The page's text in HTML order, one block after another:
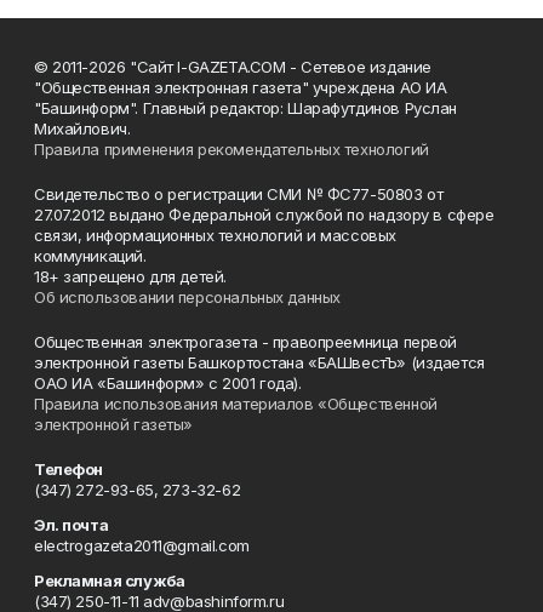
© 2011-2026 "Сайт I-GAZETA.COM - Сетевое издание
"Общественная электронная газета" учреждена АО ИА
"Башинформ". Главный редактор: Шарафутдинов Руслан
Михайлович.
Правила применения рекомендательных технологий
Свидетельство о регистрации СМИ № ФС77-50803 от
27.07.2012 выдано Федеральной службой по надзору в сфере
связи, информационных технологий и массовых
коммуникаций.
18+ запрещено для детей.
Об использовании персональных данных
Общественная электрогазета - правопреемница первой
электронной газеты Башкортостана «БАШвестЪ» (издается
ОАО ИА «Башинформ» с 2001 года).
Правила использования материалов «Общественной
электронной газеты»
Телефон
(347) 272-93-65, 273-32-62
Эл. почта
electrogazeta2011@gmail.com
Рекламная служба
(347) 250-11-11 adv@bashinform.ru